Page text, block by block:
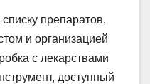
препаратов,
и организацией
с лекарствами
доступный